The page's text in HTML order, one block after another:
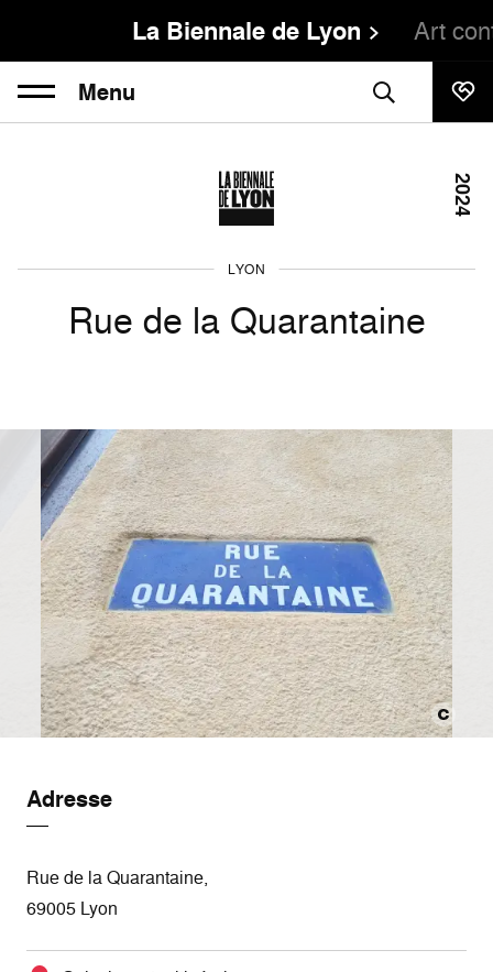
La Biennale de Lyon Art
Menu
LYON
Rue de la Quarantaine
2024
Adresse
Rue de la Quarantaine,
69005 Lyon